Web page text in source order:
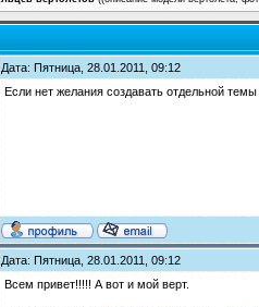
Дата: Пятница, 28.01.2011, 09:12
Если нет желания создавать отдельной
Дата: Пятница, 28.01.2011, 09:12
Всем привет!!!!! А вот и мой верт.